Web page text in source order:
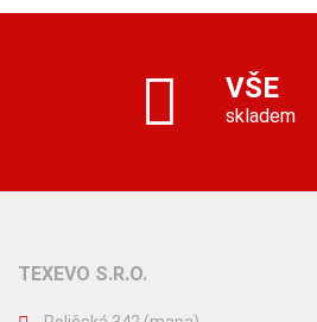
VŠE
skladem
TEXEVO S.R.O.